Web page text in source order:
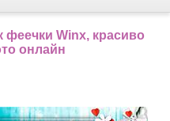
Winx, красиво
онлайн